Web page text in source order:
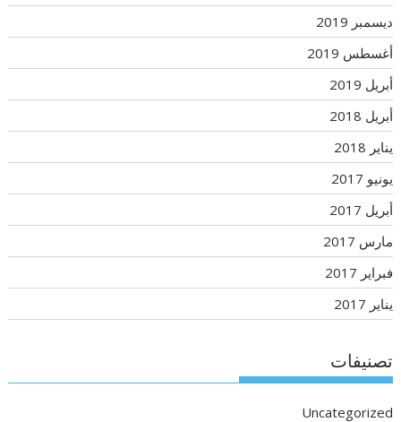
ديسمبر 2019
أغسطس 2019
أبريل 2019
أبريل 2018
يناير 2018
يونيو 2017
أبريل 2017
مارس 2017
فبراير 2017
يناير 2017
تصنيفات
Uncategorized